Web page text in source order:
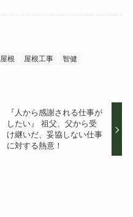
屋根 屋根工事
智健
『人から感謝される仕事が
したい』 祖父、父から受
け継いだ、妥協しない仕事
に対する熱意！